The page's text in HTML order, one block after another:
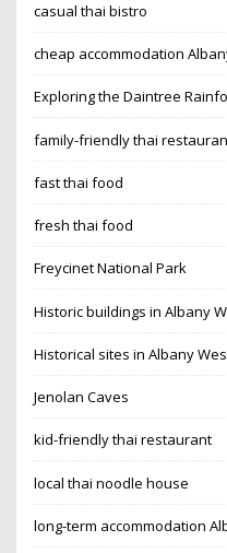
casual thai bistro
cheap accommodation
Exploring the Daintree
family-friendly thai
fast thai food
fresh thai food
Freycinet National Park
Historic buildings in Albany
Historical sites in Albany
Jenolan Caves
kid-friendly thai restaurant
local thai noodle house
long-term accommodation